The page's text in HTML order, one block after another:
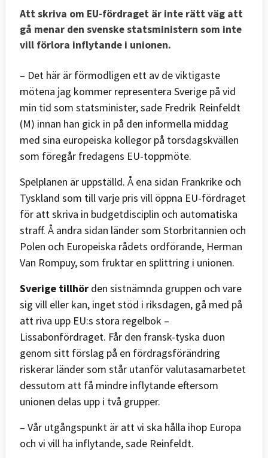
Att skriva om EU-fördraget är inte rätt väg att
gå menar den svenske statsministern som inte
vill förlora inflytande i unionen.
– Det här är förmodligen ett av de viktigaste
mötena jag kommer representera Sverige på vid
min tid som statsminister, sade Fredrik Reinfeldt
(M) innan han gick in på den informella middag
med sina europeiska kollegor på torsdagskvällen
som föregår fredagens EU-toppmöte.
Spelplanen är uppställd. Å ena sidan Frankrike och
Tyskland som till varje pris vill öppna EU-fördraget
för att skriva in budgetdisciplin och automatiska
straff. Å andra sidan länder som Storbritannien och
Polen och Europeiska rådets ordförande, Herman
Van Rompuy, som fruktar en splittring i unionen.
Sverige tillhör den sistnämnda gruppen och vare
sig vill eller kan, inget stöd i riksdagen, gå med på
att riva upp EU:s stora regelbok –
Lissabonfördraget. Får den fransk-tyska duon
genom sitt förslag på en fördragsförändring
riskerar länder som står utanför valutasamarbetet
dessutom att få mindre inflytande eftersom
unionen delas upp i två grupper.
– Vår utgångspunkt är att vi ska hålla ihop Europa
och vi vill ha inflytande, sade Reinfeldt.